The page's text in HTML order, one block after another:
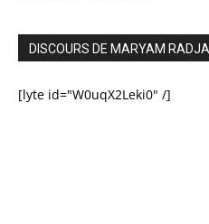
DISCOURS DE MARYAM
[lyte id="W0uqX2Leki0" /]